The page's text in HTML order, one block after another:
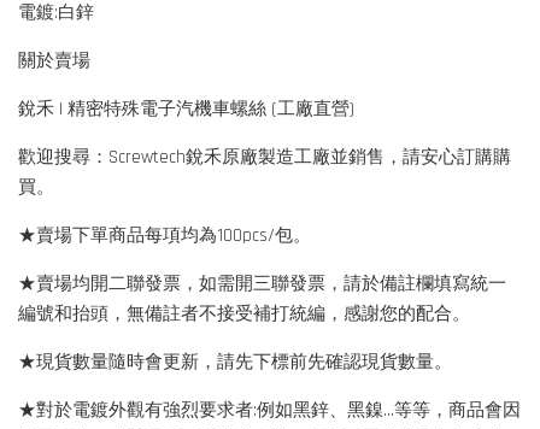
電鍍:白鋅
關於賣場
銳禾 | 精密特殊電子汽機車螺絲 (工廠直營)
歡迎搜尋：Screwtech銳禾原廠製造工廠並銷售，請安心訂購購
買。
★賣場下單商品每項均為100pcs/包。
★賣場均開二聯發票，如需開三聯發票，請於備註欄填寫統一
編號和抬頭，無備註者不接受補打統編，感謝您的配合。
★現貨數量隨時會更新，請先下標前先確認現貨數量。
★對於電鍍外觀有強烈要求者:例如黑鋅、黑鎳...等等，商品會因